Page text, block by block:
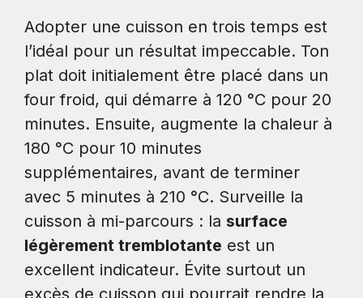
Adopter une cuisson en trois temps est
l’idéal pour un résultat impeccable. Ton
plat doit initialement être placé dans un
four froid, qui démarre à 120 °C pour 20
minutes. Ensuite, augmente la chaleur à
180 °C pour 10 minutes
supplémentaires, avant de terminer
avec 5 minutes à 210 °C. Surveille la
cuisson à mi-parcours : la surface
légèrement tremblotante est un
excellent indicateur. Évite surtout un